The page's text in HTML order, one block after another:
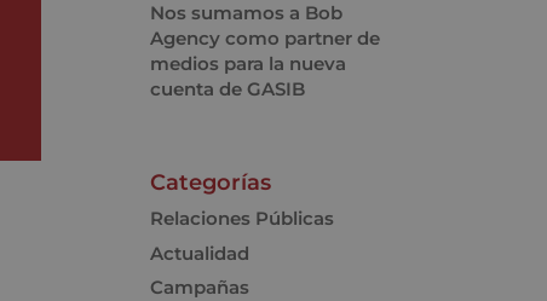
Nos sumamos a Bob
Agency como partner de
medios para la nueva
cuenta de GASIB
Categorías
Relaciones Públicas
Actualidad
Campañas